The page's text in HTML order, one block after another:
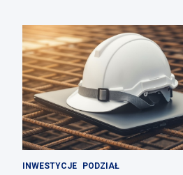
INWESTYCJE PODZIAŁ